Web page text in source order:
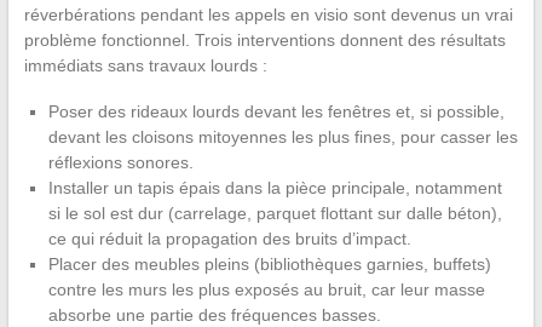
réverbérations pendant les appels en visio sont devenus un vrai
problème fonctionnel. Trois interventions donnent des résultats
immédiats sans travaux lourds :
Poser des rideaux lourds devant les fenêtres et, si possible,
devant les cloisons mitoyennes les plus fines, pour casser les
réflexions sonores.
Installer un tapis épais dans la pièce principale, notamment
si le sol est dur (carrelage, parquet flottant sur dalle béton),
ce qui réduit la propagation des bruits d’impact.
Placer des meubles pleins (bibliothèques garnies, buffets)
contre les murs les plus exposés au bruit, car leur masse
absorbe une partie des fréquences basses.